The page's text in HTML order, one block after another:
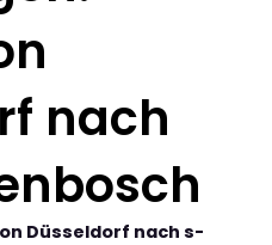
nach
Düsseldorf nach s-